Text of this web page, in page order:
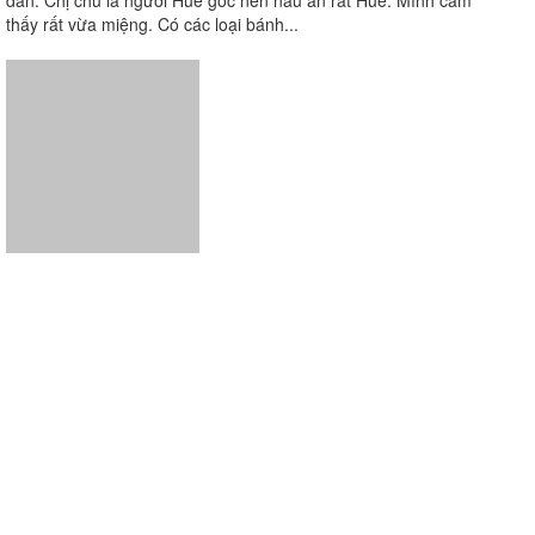
thấy rất vừa miệng. Có các loại bánh...